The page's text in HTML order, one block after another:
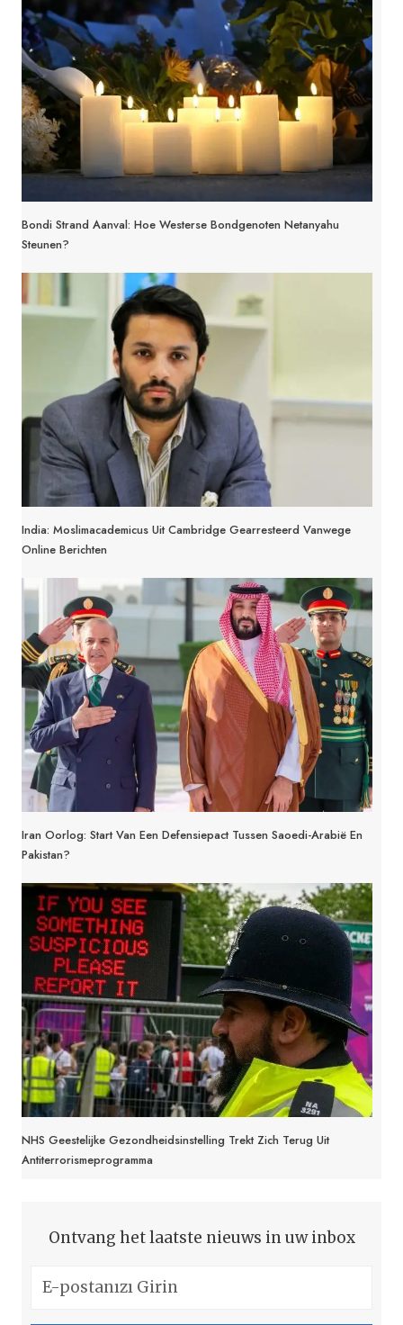
Bondi Strand Aanval: Hoe Westerse Bondgenoten Netanyahu
Steunen?
India: Moslimacademicus Uit Cambridge Gearresteerd Vanwege
Online Berichten
Iran Oorlog: Start Van Een Defensiepact Tussen Saoedi-Arabië En
Pakistan?
NHS Geestelijke Gezondheidsinstelling Trekt Zich Terug Uit
Antiterrorismeprogramma
Ontvang het laatste nieuws in uw inbox